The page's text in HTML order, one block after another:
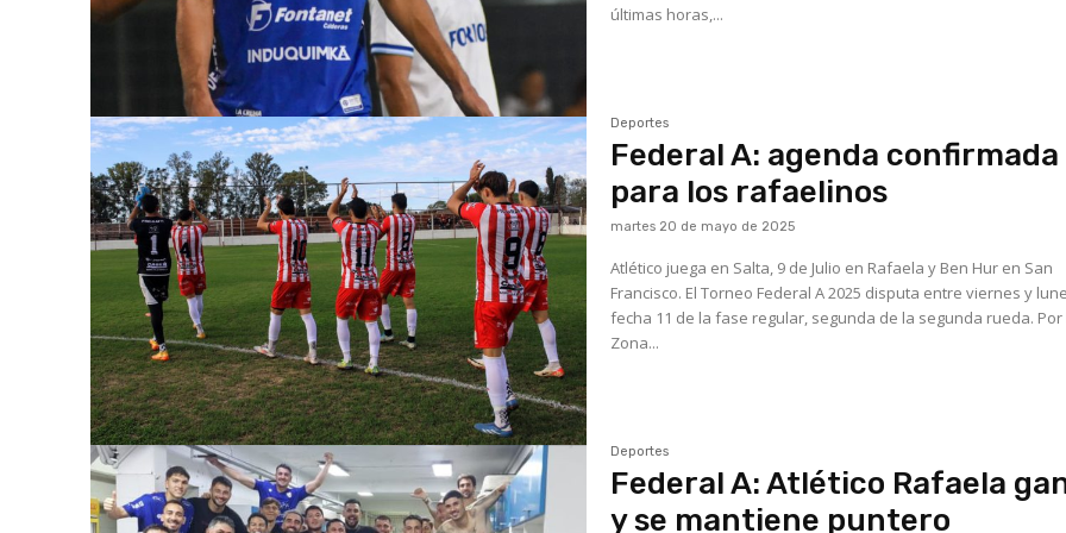
últimas horas,...
Deportes
Federal A: agenda confirmada
para los rafaelinos
martes 20 de mayo de 2025
Atlético juega en Salta, 9 de Julio en Rafaela y Ben Hur en San
Francisco. El Torneo Federal A 2025 disputa entre viernes y lunes la
fecha 11 de la fase regular, segunda de la segunda rueda. Por
Zona...
Deportes
Federal A: Atlético Rafaela
y se mantiene puntero